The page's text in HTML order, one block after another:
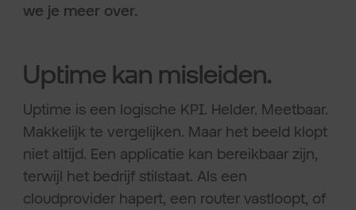
we je meer over.
Uptime kan misleiden.
Uptime is een logische KPI. Helder. Meetbaar.
Makkelijk te vergelijken. Maar het beeld klopt
niet altijd. Een applicatie kan bereikbaar zijn,
terwijl het bedrijf stilstaat. Als een
cloudprovider hapert, een router vastloopt, of